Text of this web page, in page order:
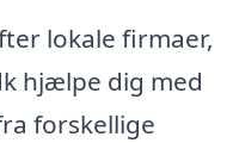
lokale firmaer,
hjælpe dig med
forskellige